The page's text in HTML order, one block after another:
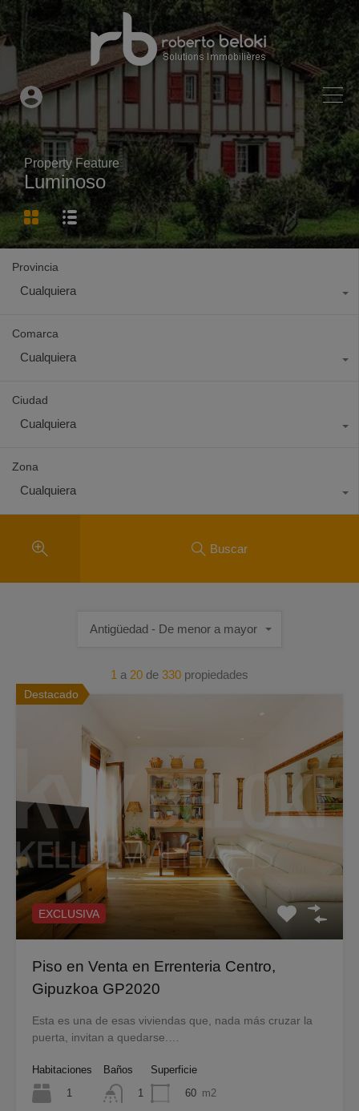
Property Feature
Luminoso
Provincia
Cualquiera
Comarca
Cualquiera
Ciudad
Cualquiera
Zona
Cualquiera
Buscar
1 a 20 de 330 propiedades
Antigüedad - De menor a mayor
Destacado
EXCLUSIVA
Piso en Venta en Errenteria Centro,
Gipuzkoa GP2020
Esta es una de esas viviendas que, nada más cruzar la
puerta, invitan a quedarse.…
Habitaciones
1
Baños
1
Superficie
60 m2